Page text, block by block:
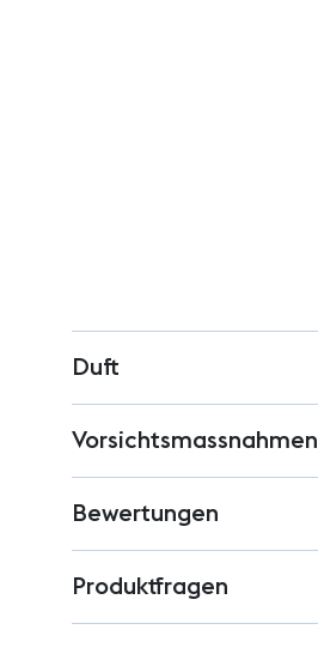
Duft
Vorsichtsmassnahmen
Bewertungen
Produktfragen